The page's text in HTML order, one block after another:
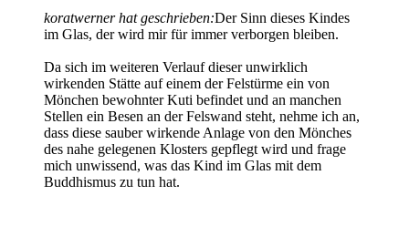
koratwerner hat geschrieben:Der Sinn dieses Kindes
im Glas, der wird mir für immer verborgen bleiben.
Da sich im weiteren Verlauf dieser unwirklich
wirkenden Stätte auf einem der Felstürme ein von
Mönchen bewohnter Kuti befindet und an manchen
Stellen ein Besen an der Felswand steht, nehme ich an,
dass diese sauber wirkende Anlage von den Mönches
des nahe gelegenen Klosters gepflegt wird und frage
mich unwissend, was das Kind im Glas mit dem
Buddhismus zu tun hat.